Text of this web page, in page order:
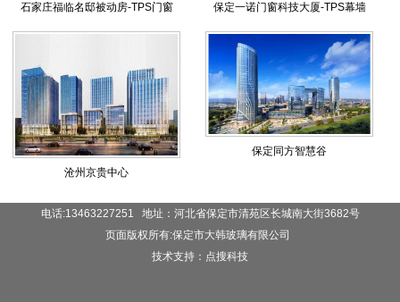
石家庄福临名邸被动房-TPS门窗 保定一诺门窗科技大厦-TPS幕墙
沧州京贵中心
保定同方智慧谷
电话:13463227251 地址：河北省保定市清苑区长城南大街3682号
页面版权所有:保定市大韩玻璃有限公司
技术支持：点搜科技